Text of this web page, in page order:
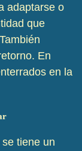
adaptarse o
que
En
en la
tiene un